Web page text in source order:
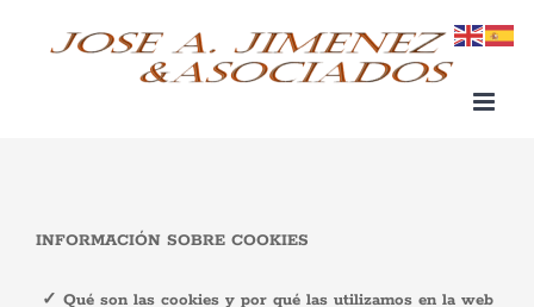
INFORMACIÓN SOBRE COOKIES
✓ Qué son las cookies y por qué las utilizamos en la web